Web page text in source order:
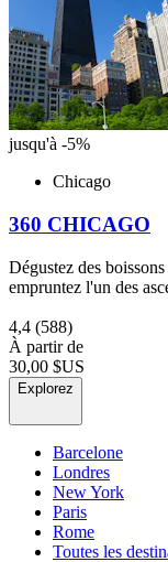
jusqu'à -5%
Chicago
360 CHICAGO
Dégustez des
empruntez l'un des
4,4 (588)
À partir de
30,00 $US
Explorez
Barcelone
Londres
New York
Paris
Rome
Toutes les